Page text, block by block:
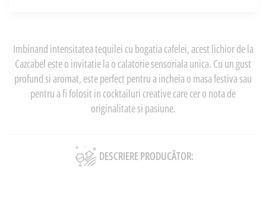
Imbinand intensitatea tequilei cu bogatia cafelei, acest lichior de la
Cazcabel este o invitatie la o calatorie sensoriala unica. Cu un gust
profund si aromat, este perfect pentru a incheia o masa festiva sau
pentru a fi folosit in cocktailuri creative care cer o nota de
originalitate si pasiune.
DESCRIERE PRODUCĂTOR: